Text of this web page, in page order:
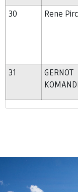
30 Rene
31
GERNOT